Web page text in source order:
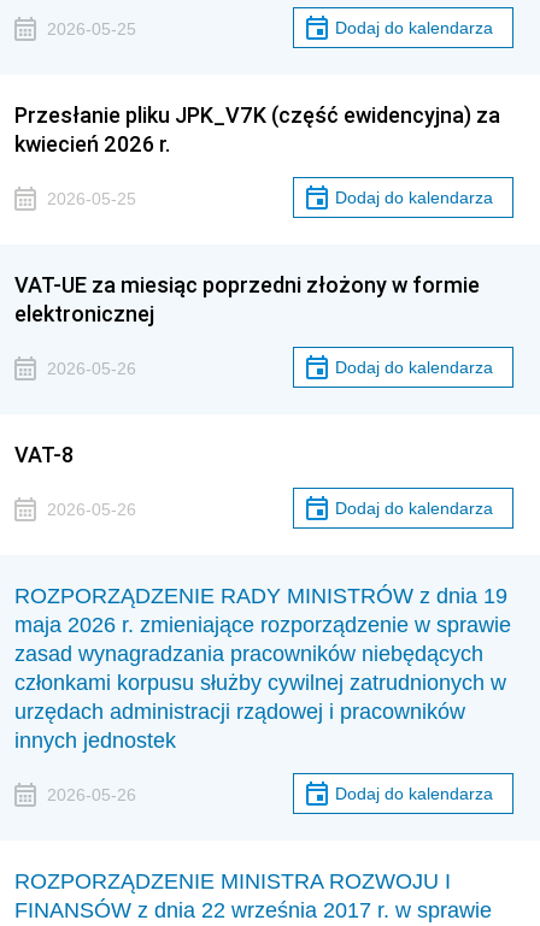
2026-05-25 Dodaj do kalendarza
Przesłanie pliku JPK_V7K (część ewidencyjna) za
kwiecień 2026 r.
2026-05-25 Dodaj do kalendarza
VAT-UE za miesiąc poprzedni złożony w formie
elektronicznej
2026-05-26 Dodaj do kalendarza
VAT-8
2026-05-26 Dodaj do kalendarza
ROZPORZĄDZENIE RADY MINISTRÓW z dnia 19
maja 2026 r. zmieniające rozporządzenie w sprawie
zasad wynagradzania pracowników niebędących
członkami korpusu służby cywilnej zatrudnionych w
urzędach administracji rządowej i pracowników
innych jednostek
2026-05-26 Dodaj do kalendarza
ROZPORZĄDZENIE MINISTRA ROZWOJU I
FINANSÓW z dnia 22 września 2017 r. w sprawie